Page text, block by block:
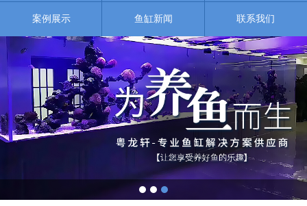
案例展示 鱼缸新闻 联系我们
1 2 3